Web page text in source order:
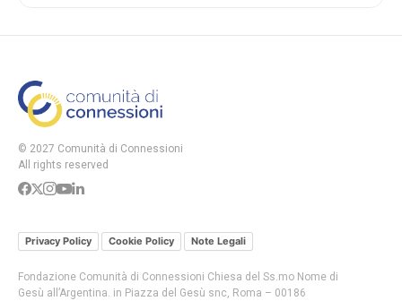
© 2027 Comunità di Connessioni
All rights reserved
Privacy Policy Cookie Policy Note Legali
Fondazione Comunità di Connessioni Chiesa del Ss.mo Nome di
Gesù all’Argentina. in Piazza del Gesù snc, Roma – 00186